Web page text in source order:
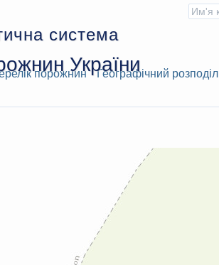
система
України
порожнин Географічний розподіл